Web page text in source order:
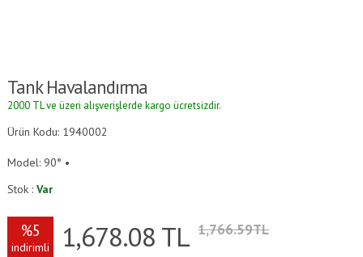
Tank Havalandırma
2000 TL ve üzeri alışverişlerde kargo ücretsizdir.
Ürün Kodu: 1940002
Model: 90° •
Stok :Var
%5
indirimli 1,678.08 TL 1,766.59TL